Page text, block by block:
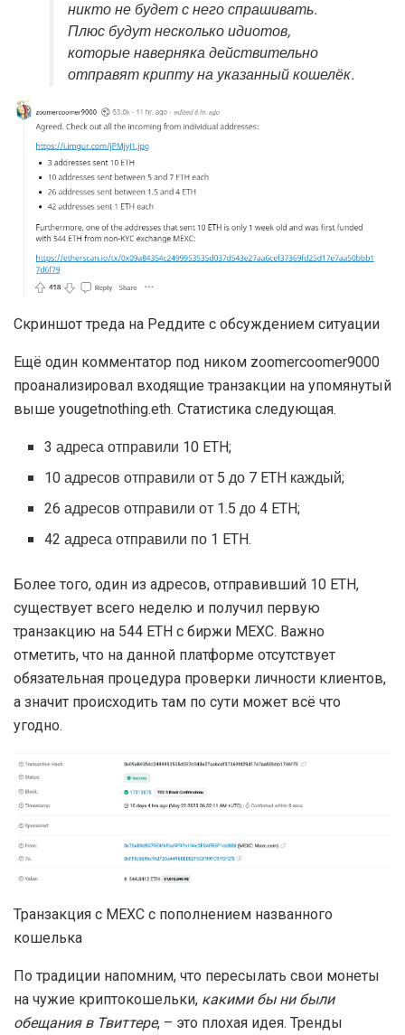
никто не будет с него спрашивать.
Плюс будут несколько идиотов,
которые наверняка действительно
отправят крипту на указанный кошелёк.
Скриншот треда на Реддите с обсуждением ситуации
Ещё один комментатор под ником zoomercoomer9000
проанализировал входящие транзакции на упомянутый
выше yougetnothing.eth. Статистика следующая.
3 адреса отправили 10 ETH;
10 адресов отправили от 5 до 7 ETH каждый;
26 адресов отправили от 1.5 до 4 ETH;
42 адреса отправили по 1 ETH.
Более того, один из адресов, отправивший 10 ETH,
существует всего неделю и получил первую
транзакцию на 544 ETH с биржи MEXC. Важно
отметить, что на данной платформе отсутствует
обязательная процедура проверки личности клиентов,
а значит происходить там по сути может всё что
угодно.
Транзакция с MEXC с пополнением названного
кошелька
По традиции напомним, что пересылать свои монеты
на чужие криптокошельки, какими бы ни были
обещания в Твиттере, – это плохая идея. Тренды